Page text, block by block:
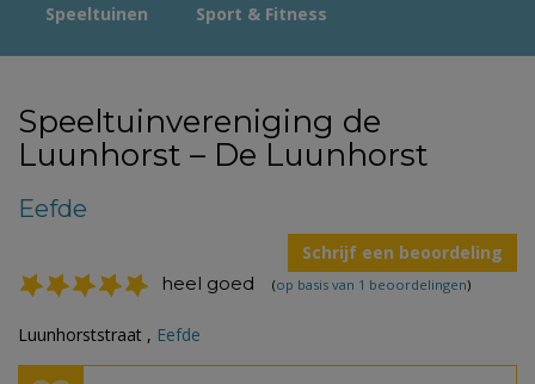
Speeltuinen
Sport & Fitness
Speeltuinvereniging de
Luunhorst – De Luunhorst
Eefde
Schrijf een beoordeling
heel goed (op basis van 1 beoordelingen)
Luunhorststraat , Eefde